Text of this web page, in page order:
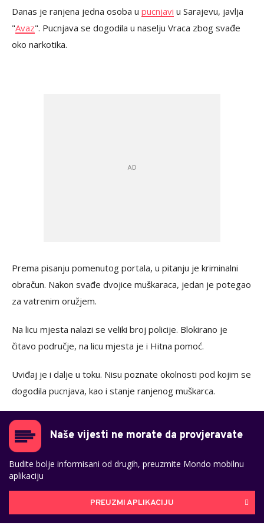
Danas je ranjena jedna osoba u pucnjavi u Sarajevu, javlja
"Avaz". Pucnjava se dogodila u naselju Vraca zbog svađe
oko narkotika.
Prema pisanju pomenutog portala, u pitanju je kriminalni
obračun. Nakon svađe dvojice muškaraca, jedan je potegao
za vatrenim oružjem.
Na licu mjesta nalazi se veliki broj policije. Blokirano je
čitavo područje, na licu mjesta je i Hitna pomoć.
Uviđaj je i dalje u toku. Nisu poznate okolnosti pod kojim se
dogodila pucnjava, kao i stanje ranjenog muškarca.
Naše vijesti ne morate da provjeravate
Budite bolje informisani od drugih, preuzmite Mondo mobilnu
aplikaciju
PREUZMI APLIKACIJU